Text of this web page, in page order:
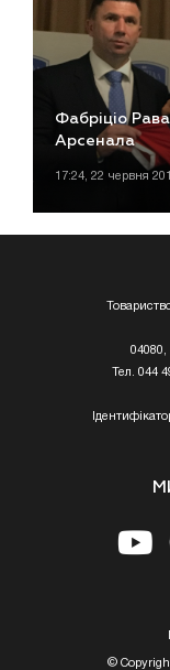
Фабріціо
Арсенала
17:24, 22 червня
04080,
Тел. 044
©